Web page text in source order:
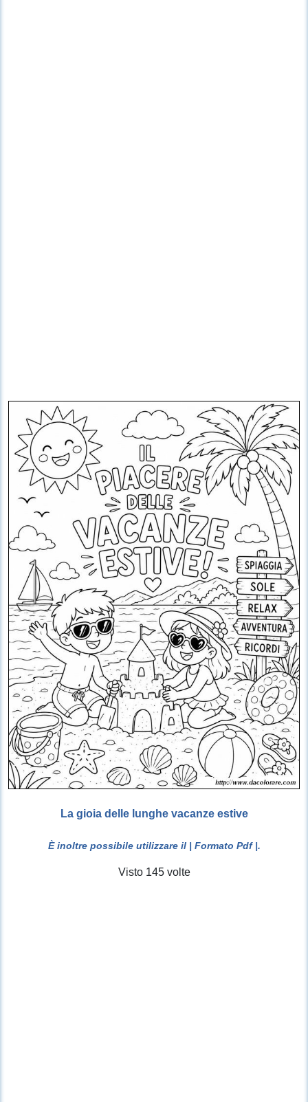
La gioia delle lunghe vacanze estive
È inoltre possibile utilizzare il | Formato Pdf |.
Visto 145 volte